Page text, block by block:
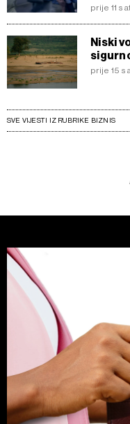
prije 11
Niski
prije 15
SVE VIJESTI IZ RUBRIKE BIZNIS